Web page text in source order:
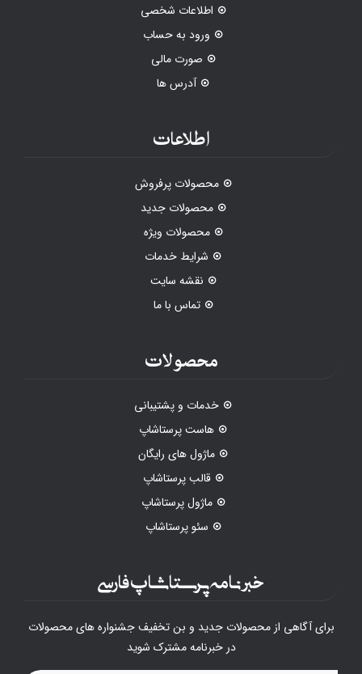
اطلاعات شخصی
ورود به حساب
صورت مالی
آدرس ها
اطلاعات
محصولات پرفروش
محصولات جدید
محصولات ویژه
شرایط خدمات
نقشه سایت
تماس با ما
محصولات
خدمات و پشتیبانی
هاست پرستاشاپ
ماژول های رایگان
قالب پرستاشاپ
ماژول پرستاشاپ
سئو پرستاشاپ
خبرنامه پرستاشاپ فارسی
برای آگاهی از محصولات جدید و بن تخفیف جشنواره های محصولات
در خبرنامه مشترک شوید